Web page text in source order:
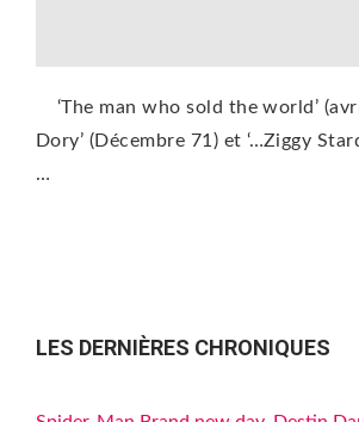
‘The man who sold the world’
Dory’ (Décembre 71) et ‘…Ziggy
…
LES DERNIÈRES CHRONIQUES